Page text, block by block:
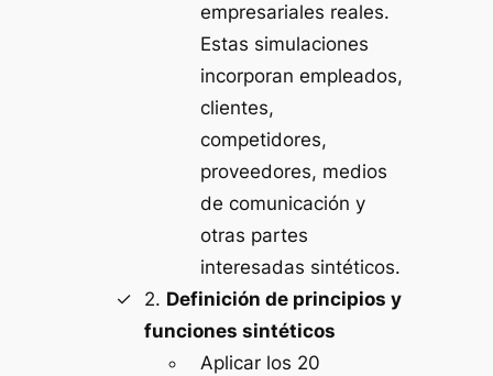
empresariales reales.
Estas simulaciones
incorporan empleados,
clientes,
competidores,
proveedores, medios
de comunicación y
otras partes
interesadas sintéticos.
2. Definición de principios y
funciones sintéticos
Aplicar los 20